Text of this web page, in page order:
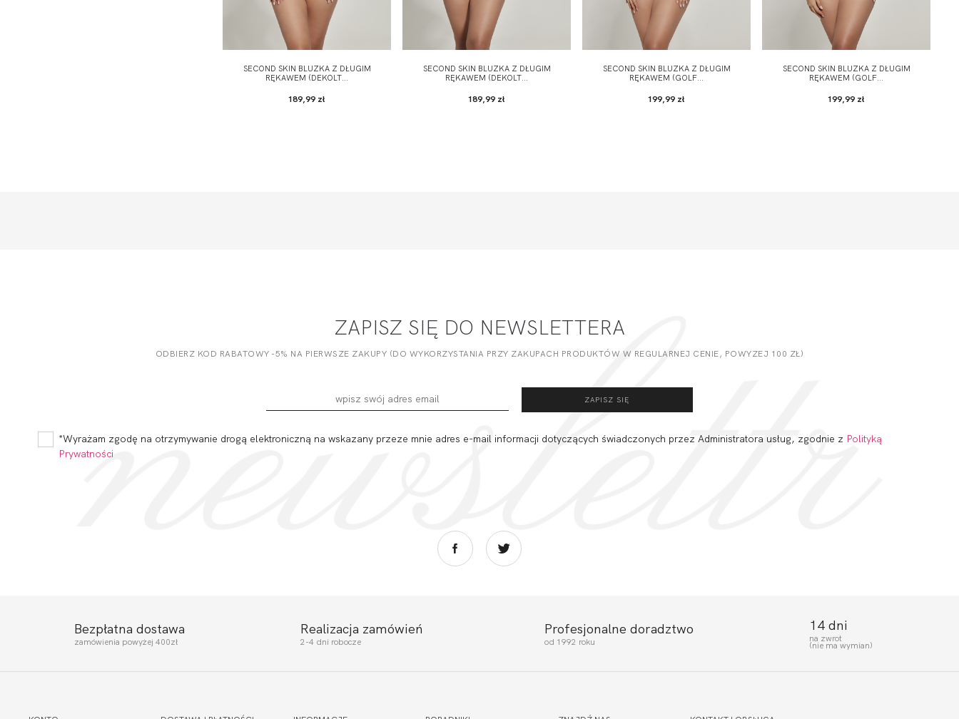
SECOND SKIN BLUZKA Z DŁUGIM
RĘKAWEM (DEKOLT...
189,99 zł
SECOND SKIN BLUZKA Z DŁUGIM
RĘKAWEM (DEKOLT...
189,99 zł
SECOND SKIN BLUZKA Z DŁUGIM
RĘKAWEM (GOLF...
199,99 zł
SECOND SKIN BLUZKA Z DŁUGIM
RĘKAWEM (GOLF...
199,99 zł
ZAPISZ SIĘ DO NEWSLETTERA
ODBIERZ KOD RABATOWY -5% NA PIERWSZE ZAKUPY (DO WYKORZYSTANIA PRZY ZAKUPACH PRODUKTÓW W REGULARNEJ CENIE, POWYZEJ 100 ZŁ)
*Wyrażam zgodę na otrzymywanie drogą elektroniczną na wskazany przeze mnie adres e-mail informacji dotyczących świadczonych przez Administratora usług, zgodnie z Polityką
Prywatności
Bezpłatna dostawa
zamówienia powyżej 400zł
Realizacja zamówień
2-4 dni robocze
Profesjonalne doradztwo
od 1992 roku
14 dni
na zwrot
(nie ma wymian)